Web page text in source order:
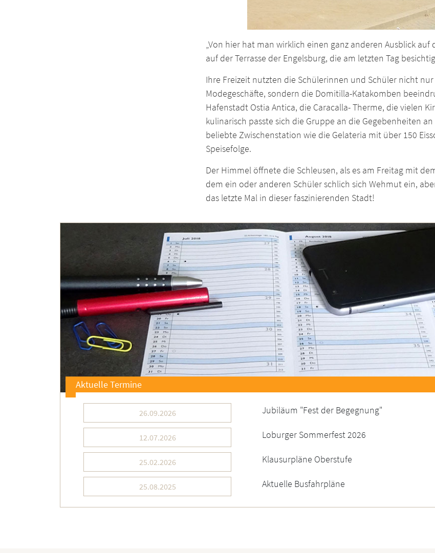
„Von hier hat man wirklich einen ganz anderen Ausblick
auf der Terrasse der Engelsburg, die am letzten Tag
Ihre Freizeit nutzten die Schülerinnen und Schüler nicht
Modegeschäfte, sondern die Domitilla-Katakomben
Hafenstadt Ostia Antica, die Caracalla- Therme, die vielen
kulinarisch passte sich die Gruppe an die Gegebenheiten
beliebte Zwischenstation wie die Gelateria mit über 150
Speisefolge.
Der Himmel öffnete die Schleusen, als es am Freitag mit
dem ein oder anderen Schüler schlich sich Wehmut ein,
das letzte Mal in dieser faszinierenden Stadt!
Aktuelle Termine
26.09.2026 Jubiläum "Fest der Begegnung"
12.07.2026 Loburger Sommerfest 2026
25.02.2026 Klausurpläne Oberstufe
25.08.2025 Aktuelle Busfahrpläne